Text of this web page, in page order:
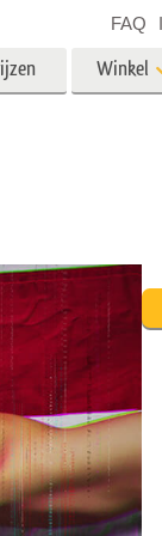
Foto
Winkel
FAQ